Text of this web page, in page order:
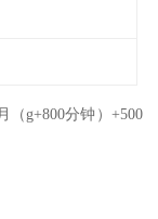
（g+800分钟）+500